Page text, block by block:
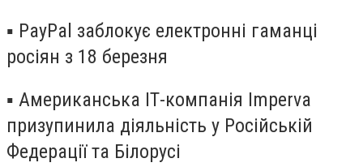
▪️ PayPal заблокує електронні гаманці
росіян з 18 березня
▪️ Американська ІТ-компанія Imperva
призупинила діяльність у Російській
Федерації та Білорусі